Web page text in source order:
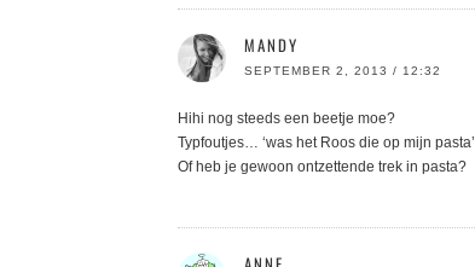
MANDY
SEPTEMBER 2, 2013 / 12:32
Hihi nog steeds een beetje moe?
Typfoutjes… ‘was het Roos die op mijn pasta’
Of heb je gewoon ontzettende trek in pasta?